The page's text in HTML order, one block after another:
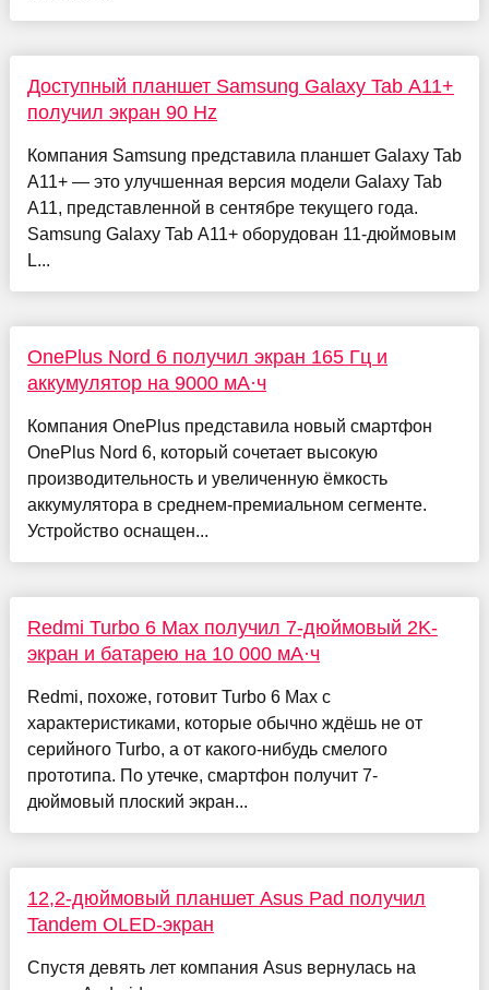
Доступный планшет Samsung Galaxy Tab A11+
получил экран 90 Hz
Компания Samsung представила планшет Galaxy Tab
A11+ — это улучшенная версия модели Galaxy Tab
A11, представленной в сентябре текущего года.
Samsung Galaxy Tab A11+ оборудован 11-дюймовым
L...
OnePlus Nord 6 получил экран 165 Гц и
аккумулятор на 9000 мА·ч
Компания OnePlus представила новый смартфон
OnePlus Nord 6, который сочетает высокую
производительность и увеличенную ёмкость
аккумулятора в среднем-премиальном сегменте.
Устройство оснащен...
Redmi Turbo 6 Max получил 7-дюймовый 2K-
экран и батарею на 10 000 мА·ч
Redmi, похоже, готовит Turbo 6 Max с
характеристиками, которые обычно ждёшь не от
серийного Turbo, а от какого-нибудь смелого
прототипа. По утечке, смартфон получит 7-
дюймовый плоский экран...
12,2-дюймовый планшет Asus Pad получил
Tandem OLED-экран
Спустя девять лет компания Asus вернулась на